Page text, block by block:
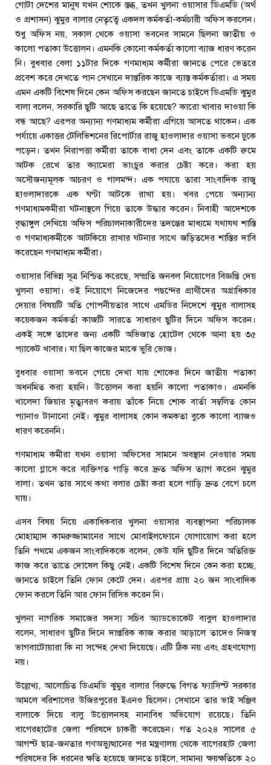
গোটা দেশের মানুষ যখন শোকে স্তব্ধ, তখন খুলনা ওয়াসার ডিএমডি (অর্থ
ও প্রশাসন) ঝুমুর বালার নেতৃত্বে একদল কর্মকর্তা-কর্মচারী অফিস করলেন।
শুধু অফিস নয়, সকাল থেকে ওয়াসা ভবনের সামনে ছিলনা জাতীয় ও
কালো পতাকা উত্তোলন। এমনকি কোনো কর্মকর্তা কালো ব্যাজ ধারণ করেন
নি। বুধবার বেলা ১১টার দিকে গণমাধ্যম কর্মীরা জানতে পেরে ভেতরে
প্রবেশ করে দেখতে পান সেখানে দাপ্তরিক কাজে ব্যাস্ত কর্মকর্তারা। এ সময়
এমন একটি বিশেষ দিনে কেন অফিস করছেন জানতে চাইলে ডিএমডি ঝুমুর
বালা বলেন, সরকারি ছুটি আছে তাতে কি হয়েছে? কারো খাবার দাওয়া কি
বন্ধ আছে? এরপর অন্যান্য গণমাধ্যম কর্মীরা এগিয়ে আসতে থাকেন। এক
পর্যায়ে একাত্তর টেলিভিশনের রিপোর্টার রাজু হাওলাদার ওয়াসা ভবনে ঢুকে
পড়েন। তখন নিরাপত্তা কর্মীরা তাকে বাধা দেন এবং তাকে একটি রুমে
আটক রেখে তার ক্যামেরা ভাংচুর করার চেষ্টা করে। করা হয়
অসৌজন্যমূলক আচরণ ও গালমন্দ। এক পযায়ে তারা সাংবাদিক রাজু
হাওলাদারকে এক ঘণ্টা আটকে রাখা হয়। খবর পেয়ে অন্যান্য
গণমাধ্যমকমীরা ঘটনাস্থলে গিয়ে তাকে উদ্ধার করেন। নিবাহী আদেশকে
বৃদ্ধাঙ্গুল দেখিয়ে অফিস পরিচালনাকারীদের তদন্তের মাধ্যমে যথাযথ শাস্তি
ও গণমাধ্যকমীকে আটকিয়ে রাখার ঘটনার সাথে জড়িতদের শাস্তির দাবি
করেছেন গণমাধ্যম কর্মীরা।
ওয়াসার বিভিন্ন সূত্র নিশ্চিত করেছে, সম্প্রতি জনবল নিয়োগের বিজ্ঞপ্তি দেয়
খুলনা ওয়াসা। ওই নিয়োগে নিজেদের পছন্দের প্রাথীদের অগ্রাধিকার
দেয়ার বিষয়টি অতি গোপনীয়তার সাথে এমডির নিদেশে ঝুমুর বালাসহ
কয়েকজন কর্মকর্তা কাজটি সারতে সাধারণ ছুটির দিনে অফিস করেন।
একই সঙ্গে তাদের জন্য একটি অভিজাত হোটেল থেকে আনা হয় ৩৫
প্যাকেট খাবার। যা ছিল কাজের মাঝে ভুরি ভোজ।
বুধবার ওয়াসা ভবনে গেয়ে দেখা যায় শোকের দিনে জাতীয় পতাকা
অধনমিত করা হয়নি। উত্তোলন করা হয়নি কালো পতাকাও। এমনকি
খালেদা জিয়ার মৃত্যুবরণ করায় তাঁকে নিয়ে শোক বার্তা সম্বলিত কোন
প্যানাও টানানো নেই। ঝুমুর বালাসহ কোন কমকতা বুকে কালো ব্যাজও
ধারণ করেননি।
গণমাধ্যম কমীরা যখন ওয়াসা অফিসের সামনে অবস্থান নেওয়ার সময়
কালো গ্লাসে করে ব্যক্তিগত গাড়ি করে দ্রুত অফিস ত্যাগ করেন ঝুমুর
বালা। তখন তার সাথে কথা বলার চেষ্টা করা হলে গাড়ি দ্রুত বেগে চলে
যায়।
এসব বিষয় নিয়ে একাধিকবার খুলনা ওয়াসার ব্যবস্থাপনা পরিচালক
মোহাম্মাদ কামরুজ্জামানের সাথে মোবাইলফোনে যোগায়োগ করা হলে
তিনি পথমে একজন সাংবাদিককে বলেন, কেউ যদি ছুটির দিনে অতিরিক্ত
কাজ করে তাতে দোষেল কিছু নেই। একটি বিশেষ দিনে কেন করা হচ্ছে,
জানতে চাইলে তিনি ফোন কেটে দেন। এরপর প্রায় ২০ জন সাংবাদিক
ফোন করলে তিনি আর ফোন রিসিভ করেন নি।
খুলনা নাগরিক সমাজের সদস্য সচিব অ্যাডভোকেট বাবুল হাওলাদার
বলেন, সাধারণ ছুটির দিনে দাপ্তরিক কাজ করার আড়ালে তাদেও নিজস্ব
ভাগবাটোয়ারা কি না সন্দেহ দেখা দিয়েছে। এটি ঠিক নয় এবং গ্রহণযোগ্য
নয়।
উল্লেখ্য, আলোচিত ডিএমডি ঝুমুর বালার বিরুদ্ধে বিগত ফ্যাসিস্ট সরকার
আমলে বরিশালের উজিরপুরের ইএনও ছিলেন। সেখানে তার ভাই সঞ্জিব
বালাকে দিয়ে বালু উত্তোলনসহ নানাবিধ অভিযোগ রয়েছে। তিনি
বাগেরহাটের জেলা পরিষদে চাকরী করেছেন। গত ২০২৪ সালের ৫
আগস্ট ছাত্র-জনতার গণঅভ্যুত্থানের পর মন্ত্রণালয় থেকে বাগেরহাট জেলা
পরিষদের কি ধরনের ক্ষতি হয়েছে জানতে চাইলে, সামান্য ক্ষয়ক্ষতিকে ২০